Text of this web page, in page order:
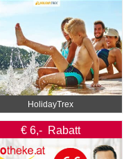
HolidayTrex
€ 6,- Rabatt